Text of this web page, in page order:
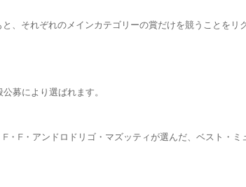
それぞれのメインカテゴリーの賞だけを競うことをリ
募により選ばれます。
F・アンドロドリゴ・マズッティが選んだ、ベスト・ミ